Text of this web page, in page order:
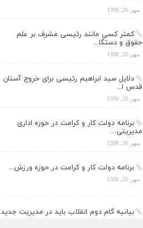
مهر 26, 1398
کمتر کسی مانند رئیسی مشرف بر علم
حقوق و دستگا...
مهر 26, 1398
دلایل سید ابراهیم رئیسی برای خروج آستان
قدس ا...
مهر 26, 1398
برنامه دولت کار و کرامت در حوزه اداری
مدیریتی...
مهر 26, 1398
برنامه دولت کار و کرامت در حوزه ورزش...
مهر 26, 1398
بیانیه گام دوم انقلاب باید در مدیریت جدید